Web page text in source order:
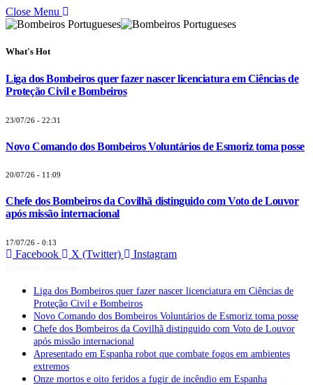
Close Menu
What's Hot
Liga dos Bombeiros quer fazer nascer licenciatura em Ciências de
Proteção Civil e Bombeiros
23/07/26 - 22:31
Novo Comando dos Bombeiros Voluntários de Esmoriz toma posse
20/07/26 - 11:09
Chefe dos Bombeiros da Covilhã distinguido com Voto de Louvor
após missão internacional
17/07/26 - 0:13
Facebook X (Twitter) Instagram
Liga dos Bombeiros quer fazer nascer licenciatura em Ciências de
Proteção Civil e Bombeiros
Novo Comando dos Bombeiros Voluntários de Esmoriz toma posse
Chefe dos Bombeiros da Covilhã distinguido com Voto de Louvor
após missão internacional
Apresentado em Espanha robot que combate fogos em ambientes
extremos
Onze mortos e oito feridos a fugir de incêndio em Espanha